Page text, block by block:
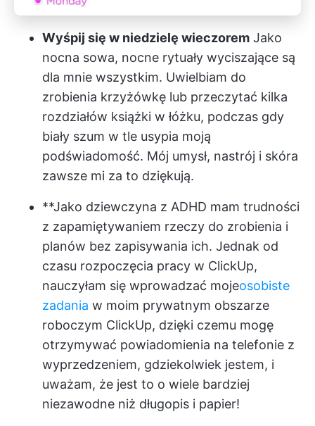
Wyśpij się w niedzielę wieczorem Jako
nocna sowa, nocne rytuały wyciszające są
dla mnie wszystkim. Uwielbiam do
zrobienia krzyżówkę lub przeczytać kilka
rozdziałów książki w łóżku, podczas gdy
biały szum w tle usypia moją
podświadomość. Mój umysł, nastrój i skóra
zawsze mi za to dziękują.
**Jako dziewczyna z ADHD mam trudności
z zapamiętywaniem rzeczy do zrobienia i
planów bez zapisywania ich. Jednak od
czasu rozpoczęcia pracy w ClickUp,
nauczyłam się wprowadzać mojeosobiste
zadania w moim prywatnym obszarze
roboczym ClickUp, dzięki czemu mogę
otrzymywać powiadomienia na telefonie z
wyprzedzeniem, gdziekolwiek jestem, i
uważam, że jest to o wiele bardziej
niezawodne niż długopis i papier!